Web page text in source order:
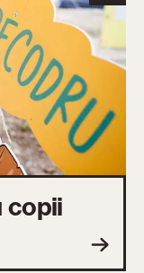
copii